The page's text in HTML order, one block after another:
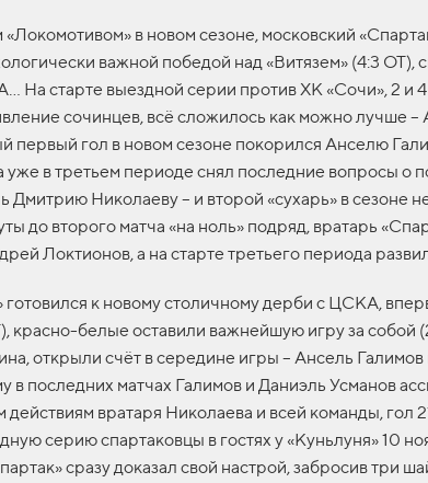
в новом сезоне, московский
важной победой над «Витязем» (4:3 ОТ),
На старте выездной серии против ХК «Сочи», 2 и
сочинцев, всё сложилось как можно
первый гол в новом сезоне покорился Анселю
уже в третьем периоде снял последние вопросы о
Николаеву – и второй «сухарь» в сезоне
до второго матча «на ноль» подряд, вратарь
Локтионов, а на старте третьего периода
к новому столичному дерби с ЦСКА,
красно-белые оставили важнейшую игру за
открыли счёт в середине игры – Ансель
последних матчах Галимов и Даниэль Усманов
вратаря Николаева и всей команды, гол
серию спартаковцы в гостях у «Куньлуня» 10
сразу доказал свой настрой, забросив